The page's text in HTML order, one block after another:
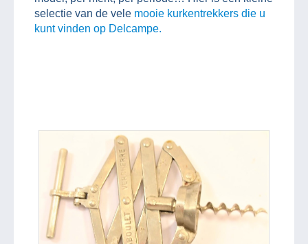
selectie van de vele mooie kurkentrekkers die u
kunt vinden op Delcampe.